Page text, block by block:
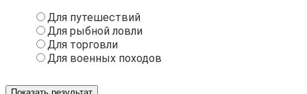
Для путешествий
Для рыбной ловли
Для торговли
Для военных походов